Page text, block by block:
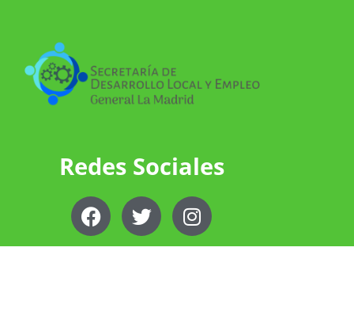
Redes Sociales
F
a
c
T
w
i
I
n
s